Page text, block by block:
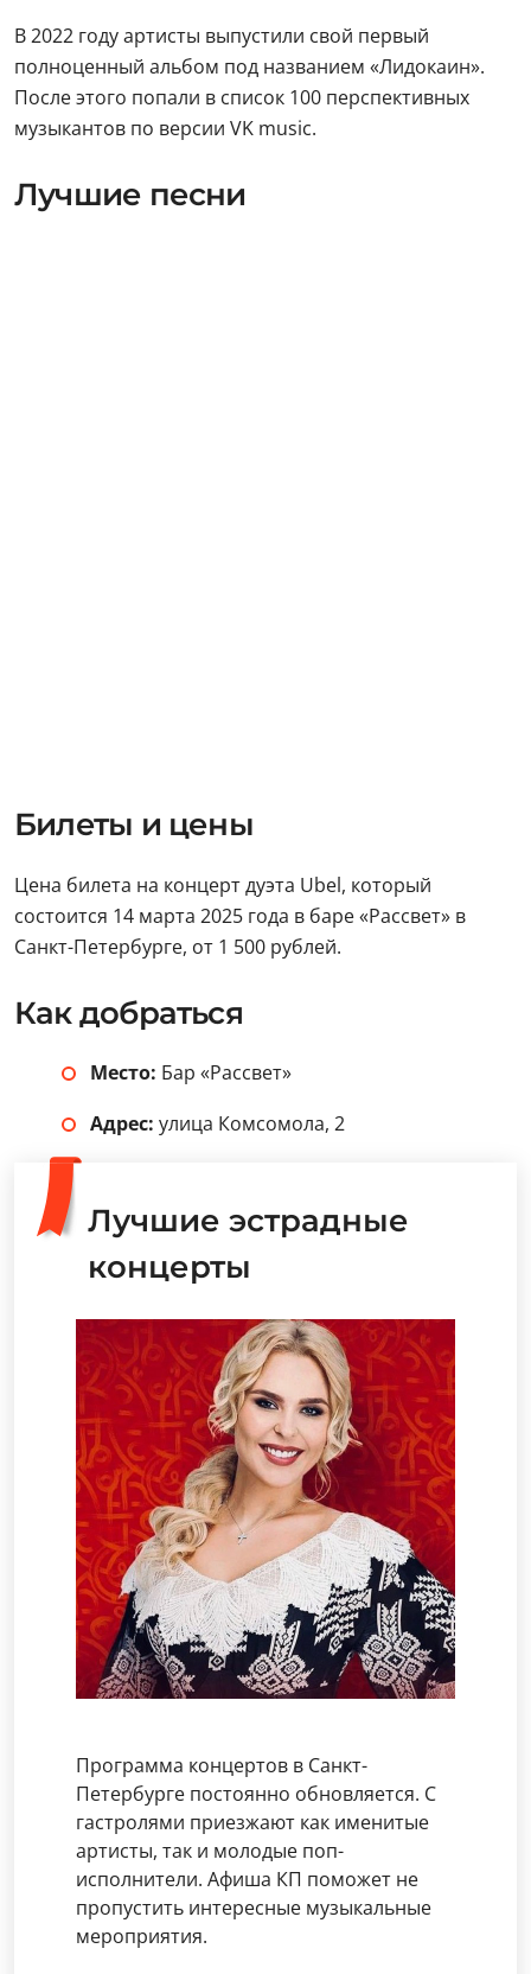
В 2022 году артисты выпустили свой первый
полноценный альбом под названием «Лидокаин».
После этого попали в список 100 перспективных
музыкантов по версии VK music.
Лучшие песни
Билеты и цены
Цена билета на концерт дуэта Ubel, который
состоится 14 марта 2025 года в баре «Рассвет» в
Санкт-Петербурге, от 1 500 рублей.
Как добраться
Место: Бар «Рассвет»
Адрес: улица Комсомола, 2
Лучшие эстрадные
концерты
Программа концертов в Санкт-
Петербурге постоянно обновляется. С
гастролями приезжают как именитые
артисты, так и молодые поп-
исполнители. Афиша КП поможет не
пропустить интересные музыкальные
мероприятия.